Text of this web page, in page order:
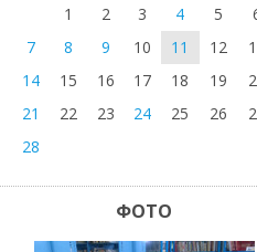
1 2 3 4 5
7
8 9 10 11 12
14
15 16 17 18 19
21
22 23 24 25 26
28
ФОТО